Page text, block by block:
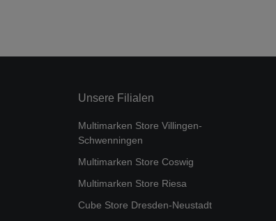
Unsere Filialen
Multimarken Store Villingen-
Schwenningen
Multimarken Store Coswig
Multimarken Store Riesa
Cube Store Dresden-Neustadt